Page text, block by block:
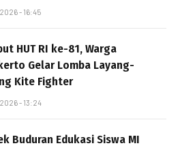
- 16:45
HUT RI ke-81, Warga
Gelar Lomba Layang-
Kite Fighter
- 13:24
Buduran Edukasi Siswa MI